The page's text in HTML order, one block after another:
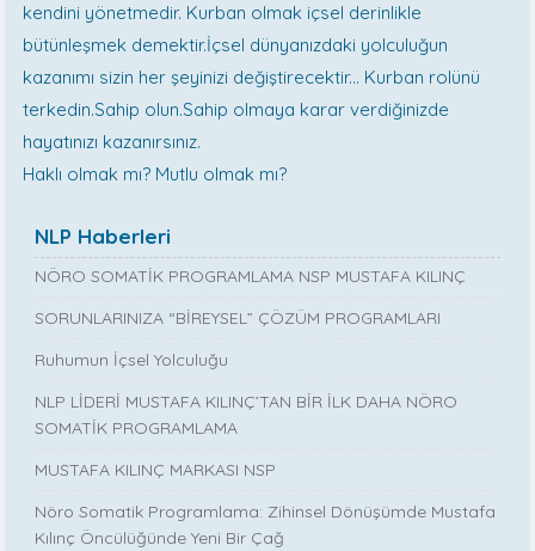
kendini yönetmedir. Kurban olmak içsel derinlikle
bütünleşmek demektir.İçsel dünyanızdaki yolculuğun
kazanımı sizin her şeyinizi değiştirecektir... Kurban rolünü
terkedin.Sahip olun.Sahip olmaya karar verdiğinizde
hayatınızı kazanırsınız.
Haklı olmak mı? Mutlu olmak mı?
NLP Haberleri
NÖRO SOMATİK PROGRAMLAMA NSP MUSTAFA KILINÇ
SORUNLARINIZA “BİREYSEL” ÇÖZÜM PROGRAMLARI
Ruhumun İçsel Yolculuğu
NLP LİDERİ MUSTAFA KILINÇ’TAN BİR İLK DAHA NÖRO
SOMATİK PROGRAMLAMA
MUSTAFA KILINÇ MARKASI NSP
Nöro Somatik Programlama: Zihinsel Dönüşümde Mustafa
Kılınç Öncülüğünde Yeni Bir Çağ